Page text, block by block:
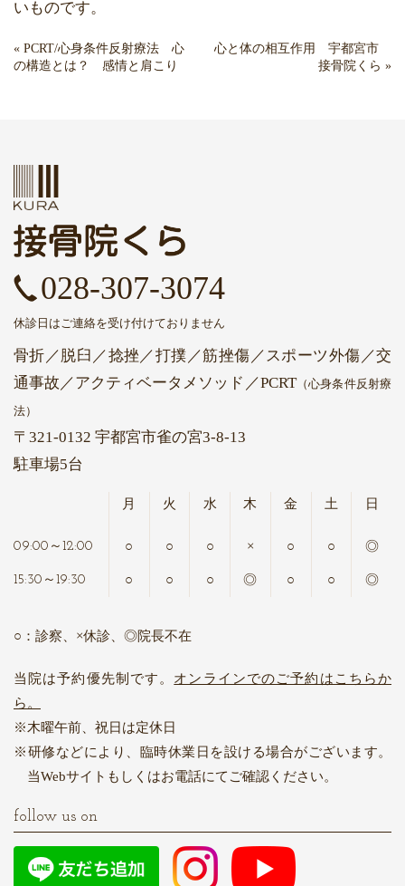
いものです。
« PCRT/心身条件反射療法 心
の構造とは？ 感情と肩こり
心と体の相互作用 宇都宮市
接骨院くら »
028-307-3074
休診日はご連絡を受け付けておりません
骨折／脱臼／捻挫／打撲／筋挫傷／スポーツ外傷／交
通事故 ／アクティベータメソッド ／PCRT（心身条件反射療
法）
〒321-0132 宇都宮市雀の宮3-8-13
駐車場5台
09:00～12:00
15:30～19:30
月
○
○
火
○
○
水
○
○
木
×
◎
金
○
○
土
○
○
日
◎
◎
○：診察、×休診、◎院長不在
当院は予約優先制です。 オンラインでのご予約はこちらか
ら。
木曜午前、祝日は定休日
研修などにより、臨時休業日を設ける場合がございます。
当Webサイトもしくはお電話にてご確認ください。
follow us on